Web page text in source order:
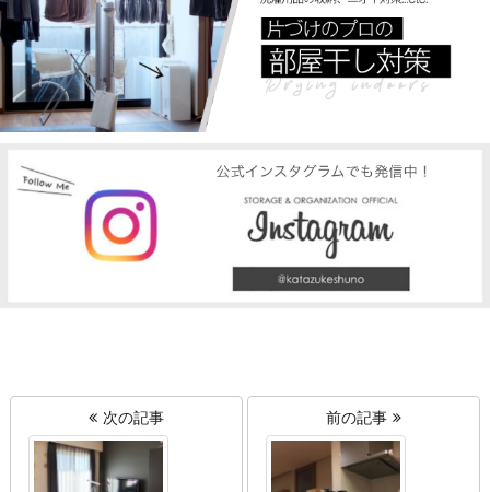
次の記事 前の記事